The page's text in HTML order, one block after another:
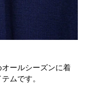
ールシーズンに着
ムです。